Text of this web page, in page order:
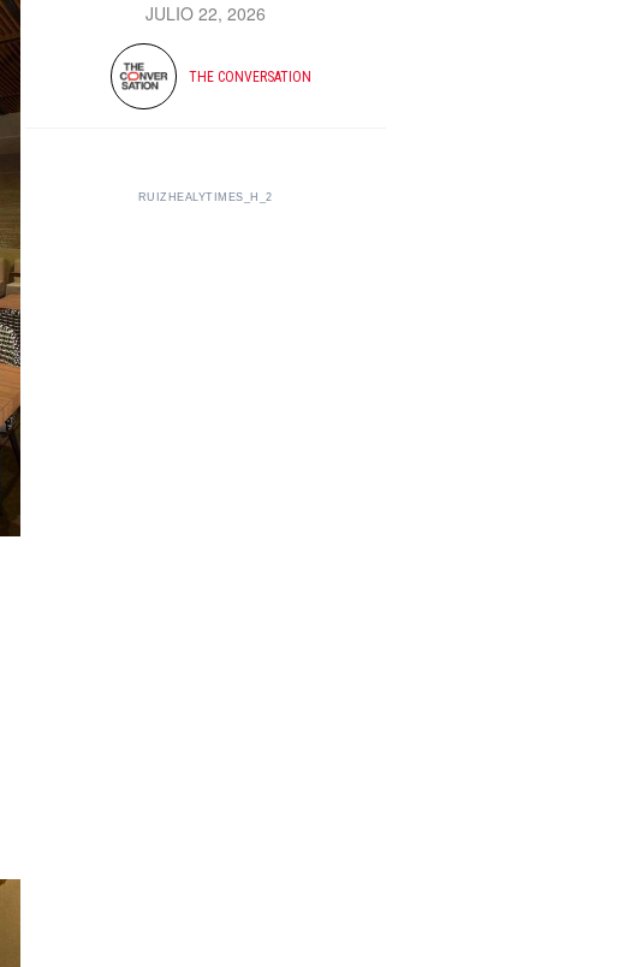
JULIO 22, 2026
THE CONVERSATION
RUIZHEALYTIMES_H_2